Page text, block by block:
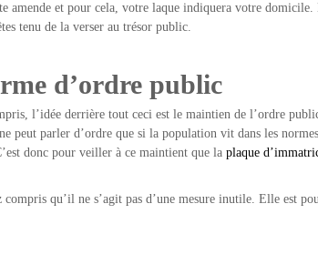
amende et pour cela, votre laque indiquera votre
tenu de la verser au trésor public.
d’ordre public
l’idée derrière tout ceci est le maintien de l’ordre
peut parler d’ordre que si la population vit dans les
donc pour veiller à ce maintient que la plaque
qu’il ne s’agit pas d’une mesure inutile. Elle est